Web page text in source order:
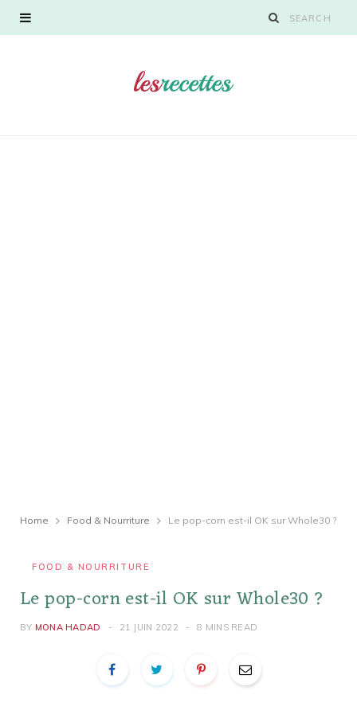
Home Food & Nourriture Le pop-corn est-il OK sur Whole30 ?
FOOD & NOURRITURE
Le pop-corn est-il OK sur Whole30 ?
BY MONA HADAD 21 JUIN 2022 8 MINS READ